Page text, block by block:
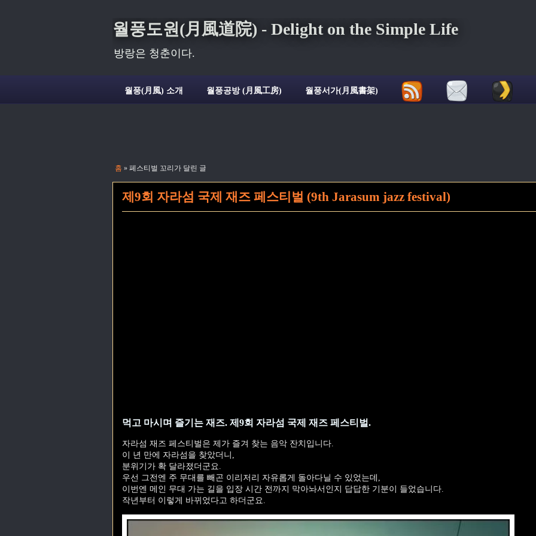
월풍도원(月風道院) - Delight on the Simple Life
방랑은 청춘이다.
월풍(月風) 소개 월풍공방 (月風工房) 월풍서가(月風書架)
홈 » 페스티벌 꼬리가 달린 글
제9회 자라섬 국제 재즈 페스티벌 (9th Jarasum jazz festival)
먹고 마시며 즐기는 재즈. 제9회 자라섬 국제 재즈 페스티벌.
자라섬 재즈 페스티벌은 제가 즐겨 찾는 음악 잔치입니다.
이 년 만에 자라섬을 찾았더니,
분위기가 확 달라졌더군요.
우선 그전엔 주 무대를 빼곤 이리저리 자유롭게 돌아다닐 수 있었는데,
이번엔 메인 무대 가는 길을 입장 시간 전까지 막아놔서인지 답답한 기분이 들었습니다.
작년부터 이렇게 바뀌었다고 하더군요.